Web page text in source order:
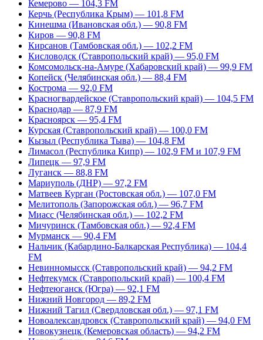
Кемерово — 104,3 FM
Керчь (Республика Крым) — 101,8 FM
Кинешма (Ивановская обл.) — 90,8 FM
Киров — 90,8 FM
Кирсанов (Тамбовская обл.) — 102,2 FM
Кисловодск (Ставропольский край) — 95,0 FM
Комсомольск-на-Амуре (Хабаровский край) — 99,9 FM
Копейск (Челябинская обл.) — 88,4 FM
Кострома — 92,0 FM
Красногвардейское (Ставропольский край) — 104,5 FM
Краснодар — 87,9 FM
Красноярск — 95,4 FM
Курская (Ставропольский край) — 100,0 FM
Кызыл (Республика Тыва) — 104,8 FM
Лимасол (Республика Кипр) — 102,9 FM и 107,9 FM
Липецк — 97,9 FM
Луганск — 88,8 FM
Мариуполь (ДНР) — 97,2 FM
Матвеев Курган (Ростовская обл.) — 107,0 FM
Мелитополь (Запорожская обл.) — 96,7 FM
Миасс (Челябинская обл.) — 102,2 FM
Мичуринск (Тамбовская обл.) — 92,4 FM
Мурманск — 90,4 FM
Нальчик (Кабардино-Балкарская Республика) — 104,4
FM
Невинномысск (Ставропольский край) — 94,2 FM
Нефтекумск (Ставропольский край) — 100,4 FM
Нефтеюганск (Югра) — 92,1 FM
Нижний Новгород — 89,2 FM
Нижний Тагил (Свердловская обл.) — 97,1 FM
Новоалександровск (Ставропольский край) — 94,0 FM
Новокузнецк (Кемеровская область) — 94,2 FM